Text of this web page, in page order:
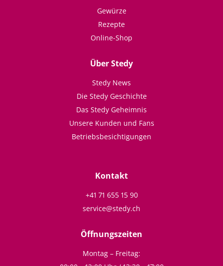
Gewürze
Rezepte
Online-Shop
Über Stedy
Stedy News
Die Stedy Geschichte
Das Stedy Geheimnis
Unsere Kunden und Fans
Betriebsbesichtigungen
Kontakt
+41 71 655 15 90
service@stedy.ch
Öffnungszeiten
Montag – Freitag: